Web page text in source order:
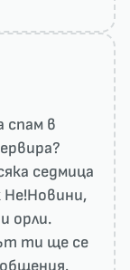
спам в
седмица
орли.
ти ще се